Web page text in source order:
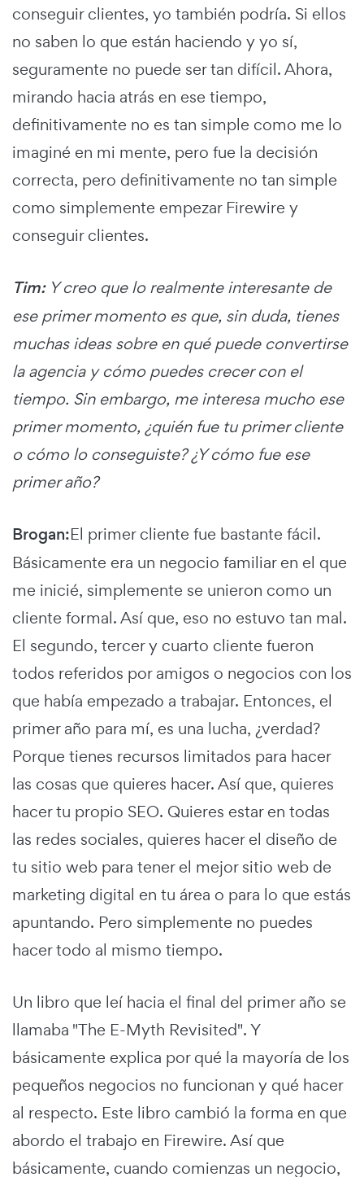
conseguir clientes, yo también podría. Si ellos
no saben lo que están haciendo y yo sí,
seguramente no puede ser tan difícil. Ahora,
mirando hacia atrás en ese tiempo,
definitivamente no es tan simple como me lo
imaginé en mi mente, pero fue la decisión
correcta, pero definitivamente no tan simple
como simplemente empezar Firewire y
conseguir clientes.
Tim:Y creo que lo realmente interesante de
ese primer momento es que, sin duda, tienes
muchas ideas sobre en qué puede convertirse
la agencia y cómo puedes crecer con el
tiempo. Sin embargo, me interesa mucho ese
primer momento, ¿quién fue tu primer cliente
o cómo lo conseguiste? ¿Y cómo fue ese
primer año?
Brogan:El primer cliente fue bastante fácil.
Básicamente era un negocio familiar en el que
me inicié, simplemente se unieron como un
cliente formal. Así que, eso no estuvo tan mal.
El segundo, tercer y cuarto cliente fueron
todos referidos por amigos o negocios con los
que había empezado a trabajar. Entonces, el
primer año para mí, es una lucha, ¿verdad?
Porque tienes recursos limitados para hacer
las cosas que quieres hacer. Así que, quieres
hacer tu propio SEO. Quieres estar en todas
las redes sociales, quieres hacer el diseño de
tu sitio web para tener el mejor sitio web de
marketing digital en tu área o para lo que estás
apuntando. Pero simplemente no puedes
hacer todo al mismo tiempo.
Un libro que leí hacia el final del primer año se
llamaba "The E-Myth Revisited". Y
básicamente explica por qué la mayoría de los
pequeños negocios no funcionan y qué hacer
al respecto. Este libro cambió la forma en que
abordo el trabajo en Firewire. Así que
básicamente, cuando comienzas un negocio,